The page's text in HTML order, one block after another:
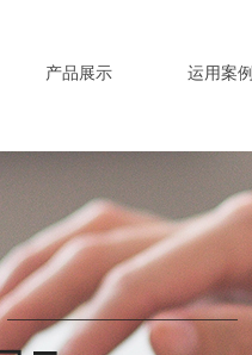
产品展示 运用案例